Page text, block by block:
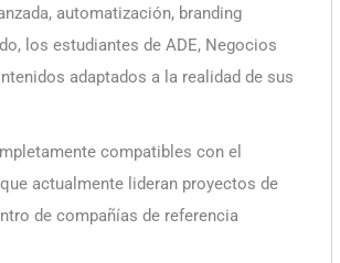
automatización, branding
los estudiantes de ADE, Negocios
adaptados a la realidad de sus
compatibles con el
actualmente lideran proyectos de
de compañías de referencia